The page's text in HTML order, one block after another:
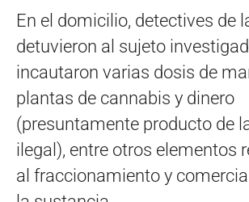
En el domicilio, detectives de
detuvieron al sujeto
incautaron varias dosis de
plantas de cannabis y dinero
(presuntamente producto de
ilegal), entre otros elementos
al fraccionamiento y